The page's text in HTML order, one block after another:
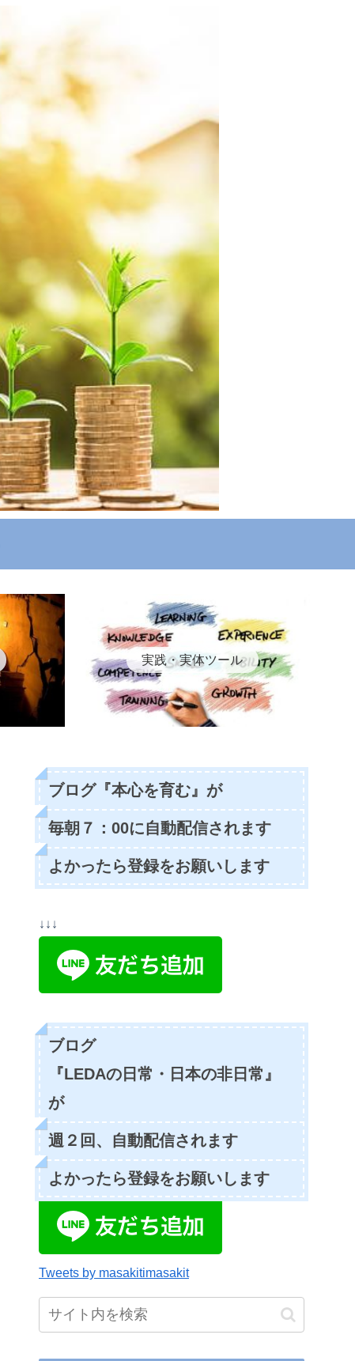
実践・実体ツール
ブログ『本心を育む』が
毎朝７：00に自動配信されます
よかったら登録をお願いします
↓↓↓
ブログ
『LEDAの日常・日本の非日常』
が
週２回、自動配信されます
よかったら登録をお願いします
Tweets by masakitimasakit